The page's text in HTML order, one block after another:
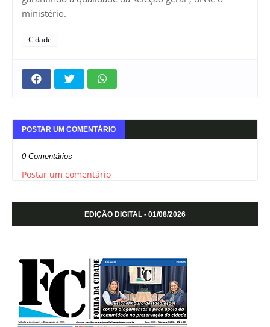
ministério.
Cidade
POSTAR UM COMENTÁRIO
0 Comentários
Postar um comentário
EDIÇÃO DIGITAL - 01/08/2026